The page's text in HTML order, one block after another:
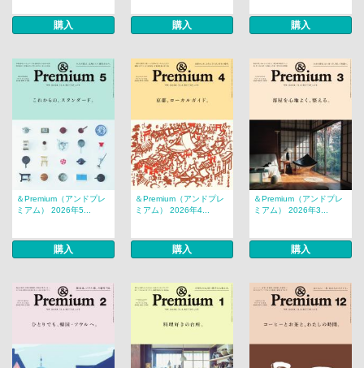
購入 購入 購入
＆Premium（アンドプレ
ミアム） 2026年5...
購入
＆Premium（アンドプレ
ミアム） 2026年4...
購入
＆Premium（アンドプレ
ミアム） 2026年3...
購入